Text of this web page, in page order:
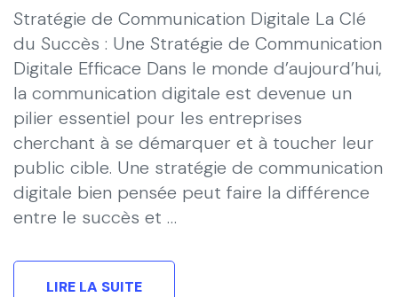
Stratégie de Communication Digitale La Clé
du Succès : Une Stratégie de Communication
Digitale Efficace Dans le monde d’aujourd’hui,
la communication digitale est devenue un
pilier essentiel pour les entreprises
cherchant à se démarquer et à toucher leur
public cible. Une stratégie de communication
digitale bien pensée peut faire la différence
entre le succès et …
LIRE LA SUITE